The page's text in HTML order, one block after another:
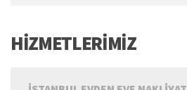
HİZMETLERİMİZ